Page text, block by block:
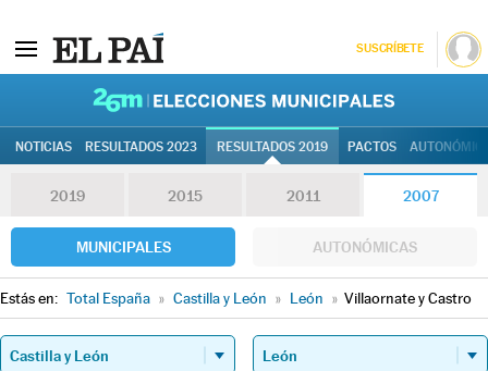
SUSCRÍBETE
NOTICIAS RESULTADOS 2023 RESULTADOS 2019 PACTOS
2019 2015 2011 2007
MUNICIPALES AUTONÓMICAS
Estás en: Total España » Castilla y León » León » Villaornate y Castro